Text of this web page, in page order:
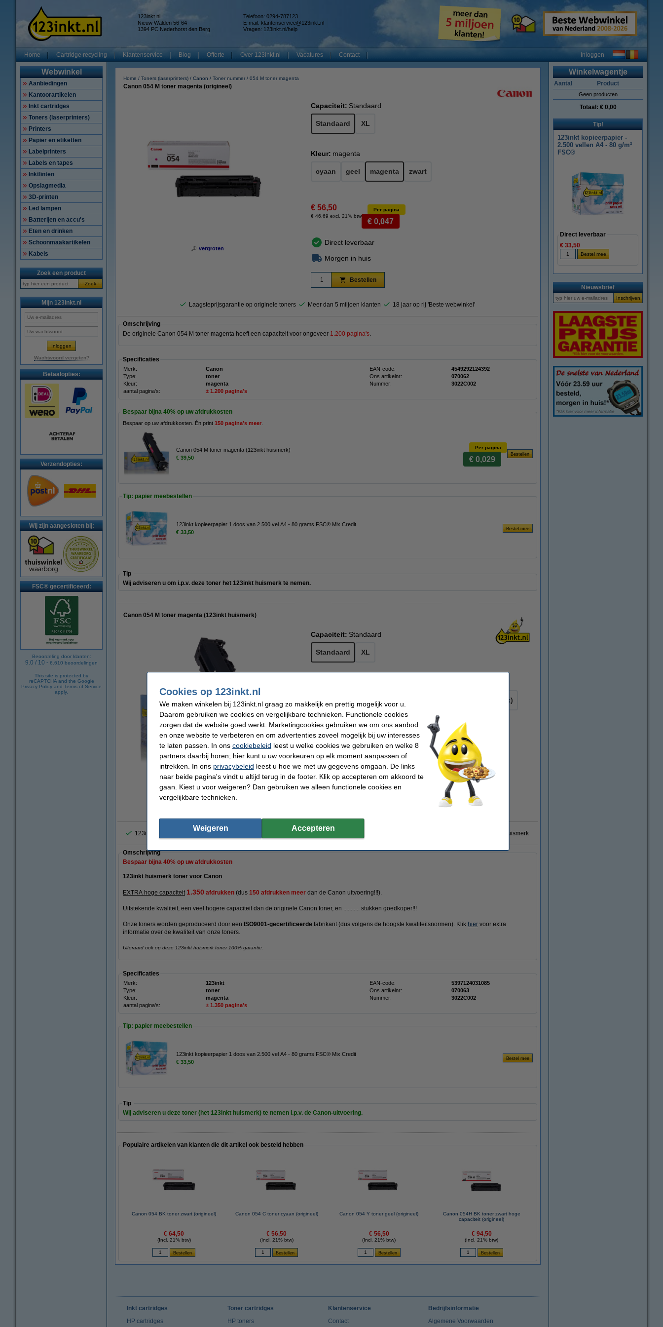
123inkt.nl
Nieuw Walden 56-64
1394 PC Nederhorst den Berg
Telefoon: 0294-787123
E-mail: klantenservice@123inkt.nl
Vragen: 123inkt.nl/help
Home Cartridge recycling Klantenservice Blog Offerte Over 123inkt.nl Vacatures Contact Inloggen
Webwinkel
Aanbiedingen
Kantoorartikelen
Inkt cartridges
Toners (laserprinters)
Printers
Papier en etiketten
Labelprinters
Labels en tapes
Inktlinten
Opslagmedia
3D-printen
Led lampen
Batterijen en accu's
Eten en drinken
Schoonmaakartikelen
Kabels
Zoek een product
Zoek
Mijn 123inkt.nl
Wachtwoord vergeten?
Betaalopties:
Verzendopties:
Wij zijn aangesloten bij:
FSC® gecertificeerd:
Beoordeling door klanten:
9.0 / 10 - 6.610 beoordelingen
This site is protected by
reCAPTCHA and the Google
Privacy Policy and Terms of Service
apply.
Home Toners (laserprinters) Canon Toner nummer 054 M toner magenta
Canon 054 M toner magenta (origineel)
vergroten
Capaciteit: Standaard
Standaard XL
Kleur: magenta
cyaan geel magenta zwart
€ 56,50
€ 46,69 excl. 21% btw
Per pagina
€ 0,047
Direct leverbaar
Morgen in huis
Bestellen
Laagsteprijsgarantie op originele toners Meer dan 5 miljoen klanten 18 jaar op rij 'Beste webwinkel'
Omschrijving
De originele Canon 054 M toner magenta heeft een capaciteit voor ongeveer 1.200 pagina's.
Specificaties
Merk: Canon EAN-code:
4549292124392
Type:
toner Ons artikelnr:
070062
Kleur:
magenta Nummer:
3022C002
aantal pagina's:
± 1.200 pagina's
Bespaar bijna 40% op uw afdrukkosten
Bespaar op uw afdrukkosten. Én print 150 pagina's meer
Canon 054 M toner magenta (123inkt huismerk)
€ 39,50
Per pagina
€ 0,029
Tip: papier meebestellen
123inkt kopieerpapier 1 doos van 2.500 vel A4 - 80 grams FSC® Mix Credit
€ 33,50
Tip
Wij adviseren u om i.p.v. deze toner het 123inkt huismerk te nemen.
Canon 054 M toner magenta (123inkt huismerk)
vergroten
Capaciteit: Standaard
Standaard XL
cyaan geel magenta zwart (1x) en kleur (3x)
€ 39,50
€ 32,64 excl. 21% btw
Per pagina
€ 0,029
Direct leverbaar
Morgen in huis
123inkt de populairste huismerktoners van Nederland Consumentenbond: 9/10 tevreden over huismerk 100% garantie op 123inkt huismerk
Omschrijving
Bespaar bijna 40% op uw afdrukkosten
123inkt huismerk toner voor Canon
EXTRA hoge capaciteit 1.350 afdrukken (dus 150 afdrukken meer dan de Canon uitvoering!!!).
Uitstekende kwaliteit, een veel hogere capaciteit dan de originele Canon toner, en ........... stukken goedkoper!!!
Onze toners worden geproduceerd door een ISO9001-gecertificeerde fabrikant (dus volgens de hoogste kwaliteitsnormen). Klik hier voor extra
informatie over de kwaliteit van onze toners.
Uiteraard ook op deze 123inkt huismerk toner 100% garantie.
Specificaties
Merk: 123inkt EAN-code:
5397124031085
Type:
toner Ons artikelnr:
070063
Kleur:
magenta Nummer:
3022C002
aantal pagina's:
± 1.350 pagina's
Tip: papier meebestellen
123inkt kopieerpapier 1 doos van 2.500 vel A4 - 80 grams FSC® Mix Credit
€ 33,50
Tip
Wij adviseren u deze toner (het 123inkt huismerk) te nemen i.p.v. de Canon-uitvoering.
Populaire artikelen van klanten die dit artikel ook besteld hebben
Canon 054 BK toner zwart (origineel)
€ 64,50
(Incl. 21% btw)
Canon 054 C toner cyaan (origineel)
€ 56,50
(Incl. 21% btw)
Canon 054 Y toner geel (origineel)
€ 56,50
(Incl. 21% btw)
Canon 054H BK toner zwart hoge
capaciteit (origineel)
€ 94,50
(Incl. 21% btw)
Winkelwagentje
Aantal Product
Geen producten
Totaal: € 0,00
Tip!
123inkt kopieerpapier -
2.500 vellen A4 - 80 g/m²
FSC®
Direct leverbaar
€ 33,50
Nieuwsbrief
Inkt cartridges
HP cartridges
Toner cartridges
HP toners
Klantenservice
Contact
Bedrijfsinformatie
Algemene Voorwaarden
Cookies op 123inkt.nl
We maken winkelen bij 123inkt.nl graag zo makkelijk en prettig mogelijk voor u.
Daarom gebruiken we cookies en vergelijkbare technieken. Functionele cookies
zorgen dat de website goed werkt. Marketingcookies gebruiken we om ons aanbod
en onze website te verbeteren en om advertenties zoveel mogelijk bij uw interesses
te laten passen. In ons cookiebeleid leest u welke cookies we gebruiken en welke 8
partners daarbij horen; hier kunt u uw voorkeuren op elk moment aanpassen of
intrekken. In ons privacybeleid leest u hoe we met uw gegevens omgaan. De links
naar beide pagina's vindt u altijd terug in de footer. Klik op accepteren om akkoord te
gaan. Kiest u voor weigeren? Dan gebruiken we alleen functionele cookies en
vergelijkbare technieken.
Weigeren Accepteren